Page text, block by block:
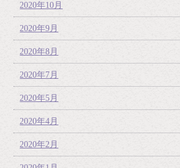
2020年10月
2020年9月
2020年8月
2020年7月
2020年5月
2020年4月
2020年2月